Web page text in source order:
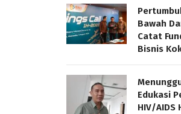
Bawah
Catat
Bisnis
Edukasi
HIV/AIDS